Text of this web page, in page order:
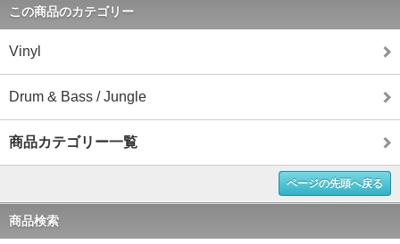
この商品のカテゴリー
Vinyl
Drum & Bass / Jungle
商品カテゴリー一覧
ページの先頭へ戻る
商品検索